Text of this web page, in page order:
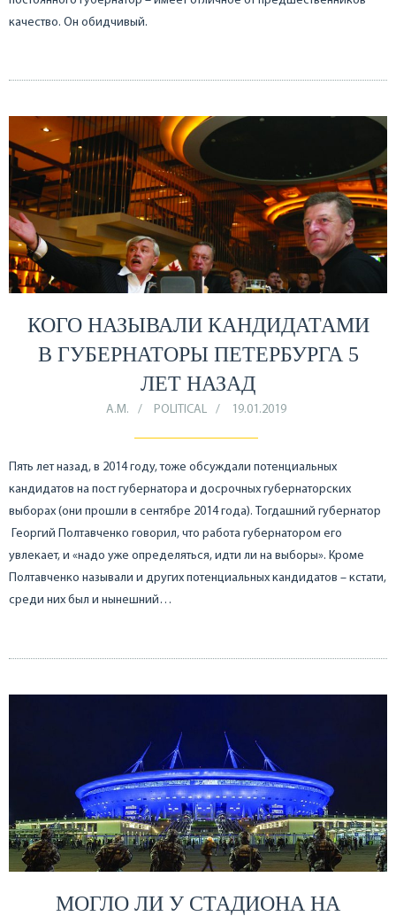
качество. Он обидчивый.
КОГО НАЗЫВАЛИ КАНДИДАТАМИ
В ГУБЕРНАТОРЫ ПЕТЕРБУРГА 5
ЛЕТ НАЗАД
А.М. POLITICAL 19.01.2019
Пять лет назад, в 2014 году, тоже обсуждали потенциальных
кандидатов на пост губернатора и досрочных губернаторских
выборах (они прошли в сентябре 2014 года). Тогдашний губернатор
Георгий Полтавченко говорил, что работа губернатором его
увлекает, и «надо уже определяться, идти ли на выборы». Кроме
Полтавченко называли и других потенциальных кандидатов – кстати,
среди них был и нынешний…
МОГЛО ЛИ У СТАДИОНА НА